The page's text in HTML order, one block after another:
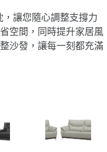
讓您隨心調整支撐力
空間，同時提升家居風
沙發，讓每一刻都充滿